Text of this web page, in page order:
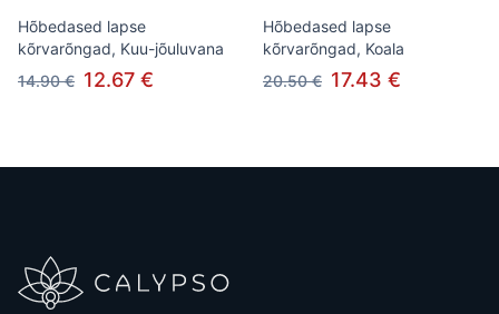
Hõbedased lapse
kõrvarõngad, Kuu-jõuluvana
14.90 € 12.67 €
Hõbedased lapse
kõrvarõngad, Koala
20.50 € 17.43 €